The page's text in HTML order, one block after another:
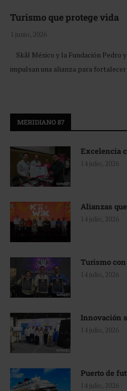
Turismo que protege vida
1 junio, 2026
Skål México y la Fundación Pedro
impulsan una alianza para
MERIDIANO 87
Excelencia
14 julio, 2026
Alianzas
14 julio, 2026
Turismo
14 julio, 2026
Innovación
14 julio, 2026
Puerto de
14 julio, 2026